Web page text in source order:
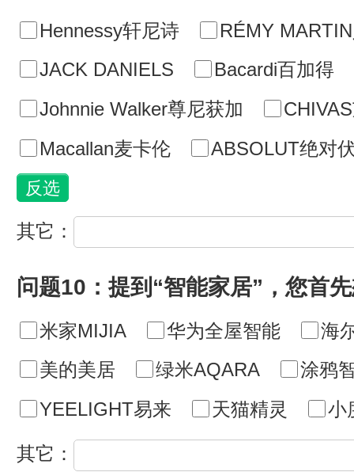
Hennessy轩尼诗
RÉMY
JACK DANIELS
Bacardi百加得
Johnnie Walker尊尼获加
Macallan麦卡伦
ABSOLUT绝对
其它：
问题10：提到“智能家居”，您首
米家MIJIA 华为全屋智能
海
美的美居
绿米AQARA
涂鸦
YEELIGHT易来
天猫精灵 小
其它：